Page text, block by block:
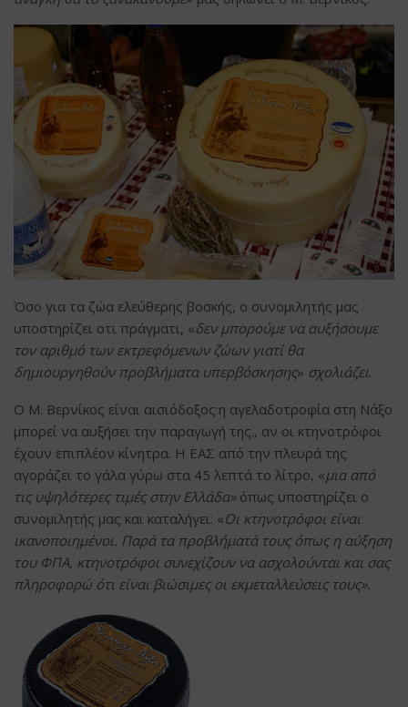
Όσο για τα ζώα ελεύθερης βοσκής, ο συνομιλητής μας
υποστηρίζει οτι πράγματι, «δεν μπορούμε να αυξήσουμε
τον αριθμό των εκτρεφόμενων ζώων γιατί θα
δημιουργηθούν προβλήματα υπερβόσκησης» σχολιάζει.
Ο Μ. Βερνίκος είναι αισιόδοξος:η αγελαδοτροφία στη Νάξο
μπορεί να αυξήσει την παραγωγή της., αν οι κτηνοτρόφοι
έχουν επιπλέον κίνητρα. Η ΕΑΣ από την πλευρά της
αγοράζει το γάλα γύρω στα 45 λεπτά το λίτρο, «μια από
τις υψηλότερες τιμές στην Ελλάδα» όπως υποστηρίζει ο
συνομιλητής μας και καταλήγει: «Οι κτηνοτρόφοι είναι
ικανοποιημένοι. Παρά τα προβλήματά τους όπως η αύξηση
του ΦΠΑ, κτηνοτρόφοι συνεχίζουν να ασχολούνται και σας
πληροφορώ ότι είναι βιώσιμες οι εκμεταλλεύσεις τους».